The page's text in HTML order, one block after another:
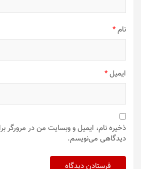
نام*
ایمیل*
ذخیره نام، ایمیل و وبسایت من در مرورگر
دیدگاهی می‌نویسم.